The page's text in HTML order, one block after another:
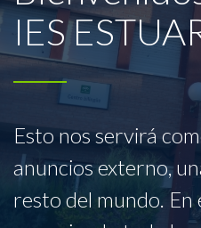
IES
Esto nos servirá
anuncios externo,
resto del mundo. En